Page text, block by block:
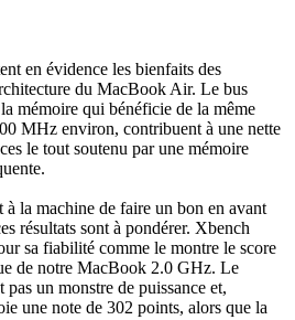
en évidence les bienfaits des
du MacBook Air. Le bus
mémoire qui bénéficie de la même
MHz environ, contribuent à une nette
le tout soutenu par une mémoire
la machine de faire un bon en avant
résultats sont à pondérer. Xbench
sa fiabilité comme le montre le score
de notre MacBook 2.0 GHz. Le
un monstre de puissance et,
une note de 302 points, alors que la